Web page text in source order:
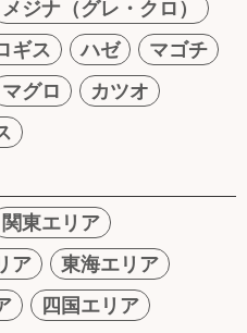
メジナ（グレ・クロ）
ギス ハゼ
マゴチ
マグロ
カツオ
関東エリア
ア
東海エリア
四国エリア